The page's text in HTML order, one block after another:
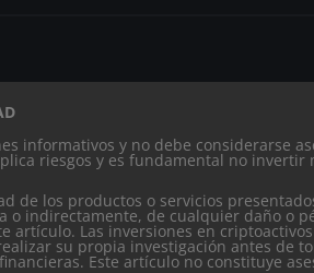
informativos y no debe considerarse
riesgos y es fundamental no invertir
de los productos o servicios
o indirectamente, de cualquier daño o
artículo. Las inversiones en
su propia investigación antes de
Este artículo no constituye